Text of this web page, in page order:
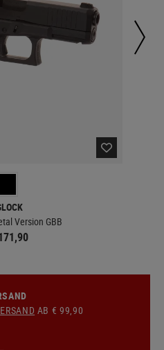
Version GBB
AB € 99,90